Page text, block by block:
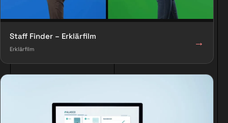
Staff Finder – Erklärfilm
Erklärfilm →